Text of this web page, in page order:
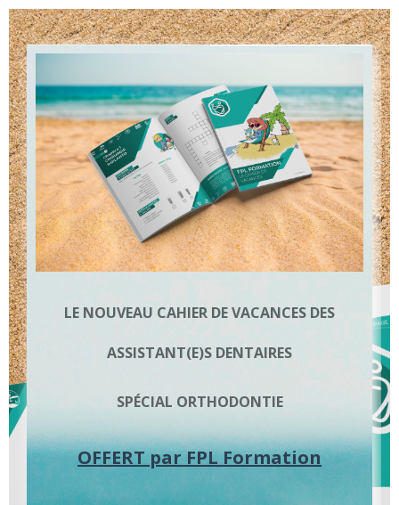
LE NOUVEAU CAHIER DE VACANCES DES
ASSISTANT(E)S DENTAIRES
SPÉCIAL ORTHODONTIE
OFFERT par FPL Formation